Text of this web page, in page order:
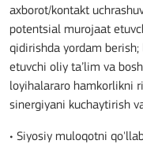
axborot/kontakt
potentsial murojaat
qidirishda yordam
etuvchi oliy ta’lim va
loyihalararo hamkorlikni
sinergiyani kuchaytirish
• Siyosiy muloqotni